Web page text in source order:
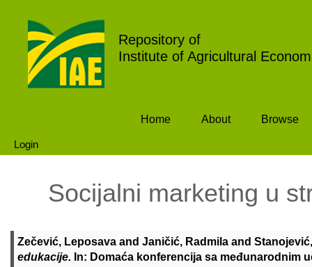
Repository of
Institute of Agricultural
Home About Browse
Login
Socijalni marketing u
Zečević, Leposava and Janičić, Radmila and
edukacije. In: Domaća konferencija sa međunarodnim